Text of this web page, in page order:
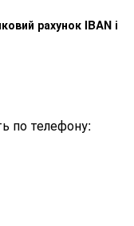
рахунок IBAN і
по телефону: